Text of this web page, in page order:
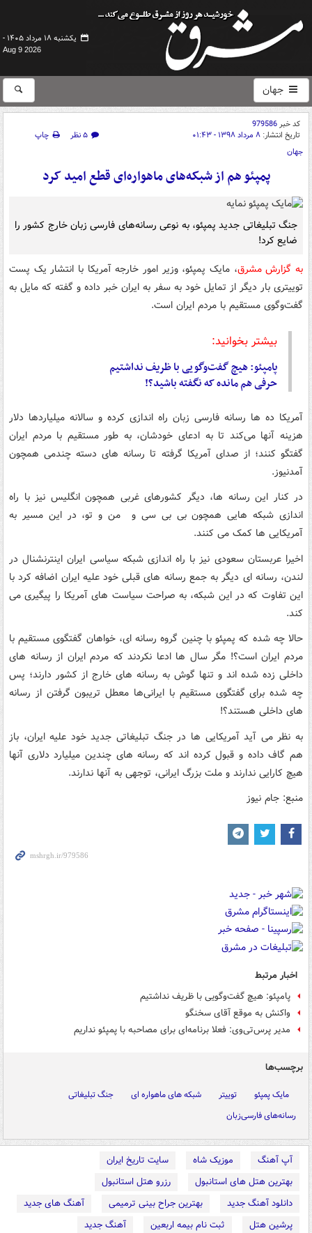
یکشنبه ۱۸ مرداد ۱۴۰۵ -
Aug 9 2026
جهان
کد خبر979586
تاریخ انتشار: ۸ مرداد ۱۳۹۸ - ۰۱:۴۳ ۵ نظر
چاپ
جهان
پمپئو هم از شبکه‌های ماهواره‌ای قطع امید کرد
جنگ تبلیغاتی جدید پمپئو، به نوعی رسانه‌های فارسی زبان خارج کشور را
ضایع کرد!
به گزارش مشرق، مایک پمپئو، وزیر امور خارجه آمریکا با انتشار یک پست
توییتری بار دیگر از تمایل خود به سفر به ایران خبر داده و گفته که مایل به
گفت‌وگوی مستقیم با مردم ایران است.
بیشتر بخوانید:
پامپئو: هیچ گفت‌وگویی با ظریف نداشتیم
حرفی هم مانده که نگفته باشید؟!
آمریکا ده ها رسانه فارسی زبان راه اندازی کرده و سالانه میلیاردها دلار
هزینه آنها می‌کند تا به ادعای خودشان، به طور مستقیم با مردم ایران
گفتگو کنند؛ از صدای آمریکا گرفته تا رسانه های دسته چندمی همچون
آمدنیوز.
در کنار این رسانه ها، دیگر کشورهای غربی همچون انگلیس نیز با راه
اندازی شبکه هایی همچون بی بی سی و من و تو، در این مسیر به
آمریکایی ها کمک می کنند.
اخیرا عربستان سعودی نیز با راه اندازی شبکه سیاسی ایران اینترنشنال در
لندن، رسانه ای دیگر به جمع رسانه های قبلی خود علیه ایران اضافه کرد با
این تفاوت که در این شبکه، به صراحت سیاست های آمریکا را پیگیری می
کند.
حالا چه شده که پمپئو با چنین گروه رسانه ای، خواهان گفتگوی مستقیم با
مردم ایران است؟! مگر سال ها ادعا نکردند که مردم ایران از رسانه های
داخلی زده شده اند و تنها گوش به رسانه های خارج از کشور دارند؛ پس
چه شده برای گفتگوی مستقیم با ایرانی‌ها معطل تریبون گرفتن از رسانه
های داخلی هستند؟!
به نظر می آید آمریکایی ها در جنگ تبلیغاتی جدید خود علیه ایران، باز
هم گاف داده و قبول کرده اند که رسانه های چندین میلیارد دلاری آنها
هیچ کارایی ندارند و ملت بزرگ ایرانی، توجهی به آنها ندارند.
منبع: جام نیوز
اخبار مرتبط
پامپئو: هیچ گفت‌وگویی با ظریف نداشتیم
واکنش به موقع آقای سخنگو
مدیر پرس‌تی‌وی: فعلا برنامه‌ای برای مصاحبه با پمپئو نداریم
برچسب‌ها
مایک پمپئو توییتر شبکه های ماهواره ای
جنگ تبلیغاتی
رسانه‌های فارسی‌زبان
آپ آهنگ موزیک شاه
سایت تاریخ ایران
بهترین هتل های استانبول
رزرو هتل استانبول
دانلود آهنگ جدید
بهترین جراح بینی ترمیمی
آهنگ های جدید
پرشین هتل
ثبت نام بیمه اربعین
آهنگ جدید